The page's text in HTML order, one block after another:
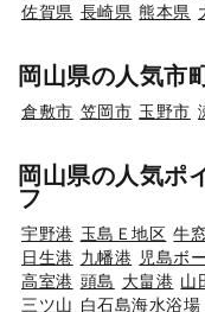
佐賀県 長崎県 熊本県
岡山県の人気市
倉敷市 笠岡市 玉野市
岡山県の人気ポ
フ
宇野港 玉島Ｅ地区 牛
日生港 九幡港 児島ボ
高室港 頭島 大畠港 山
三ツ山 白石島海水浴場